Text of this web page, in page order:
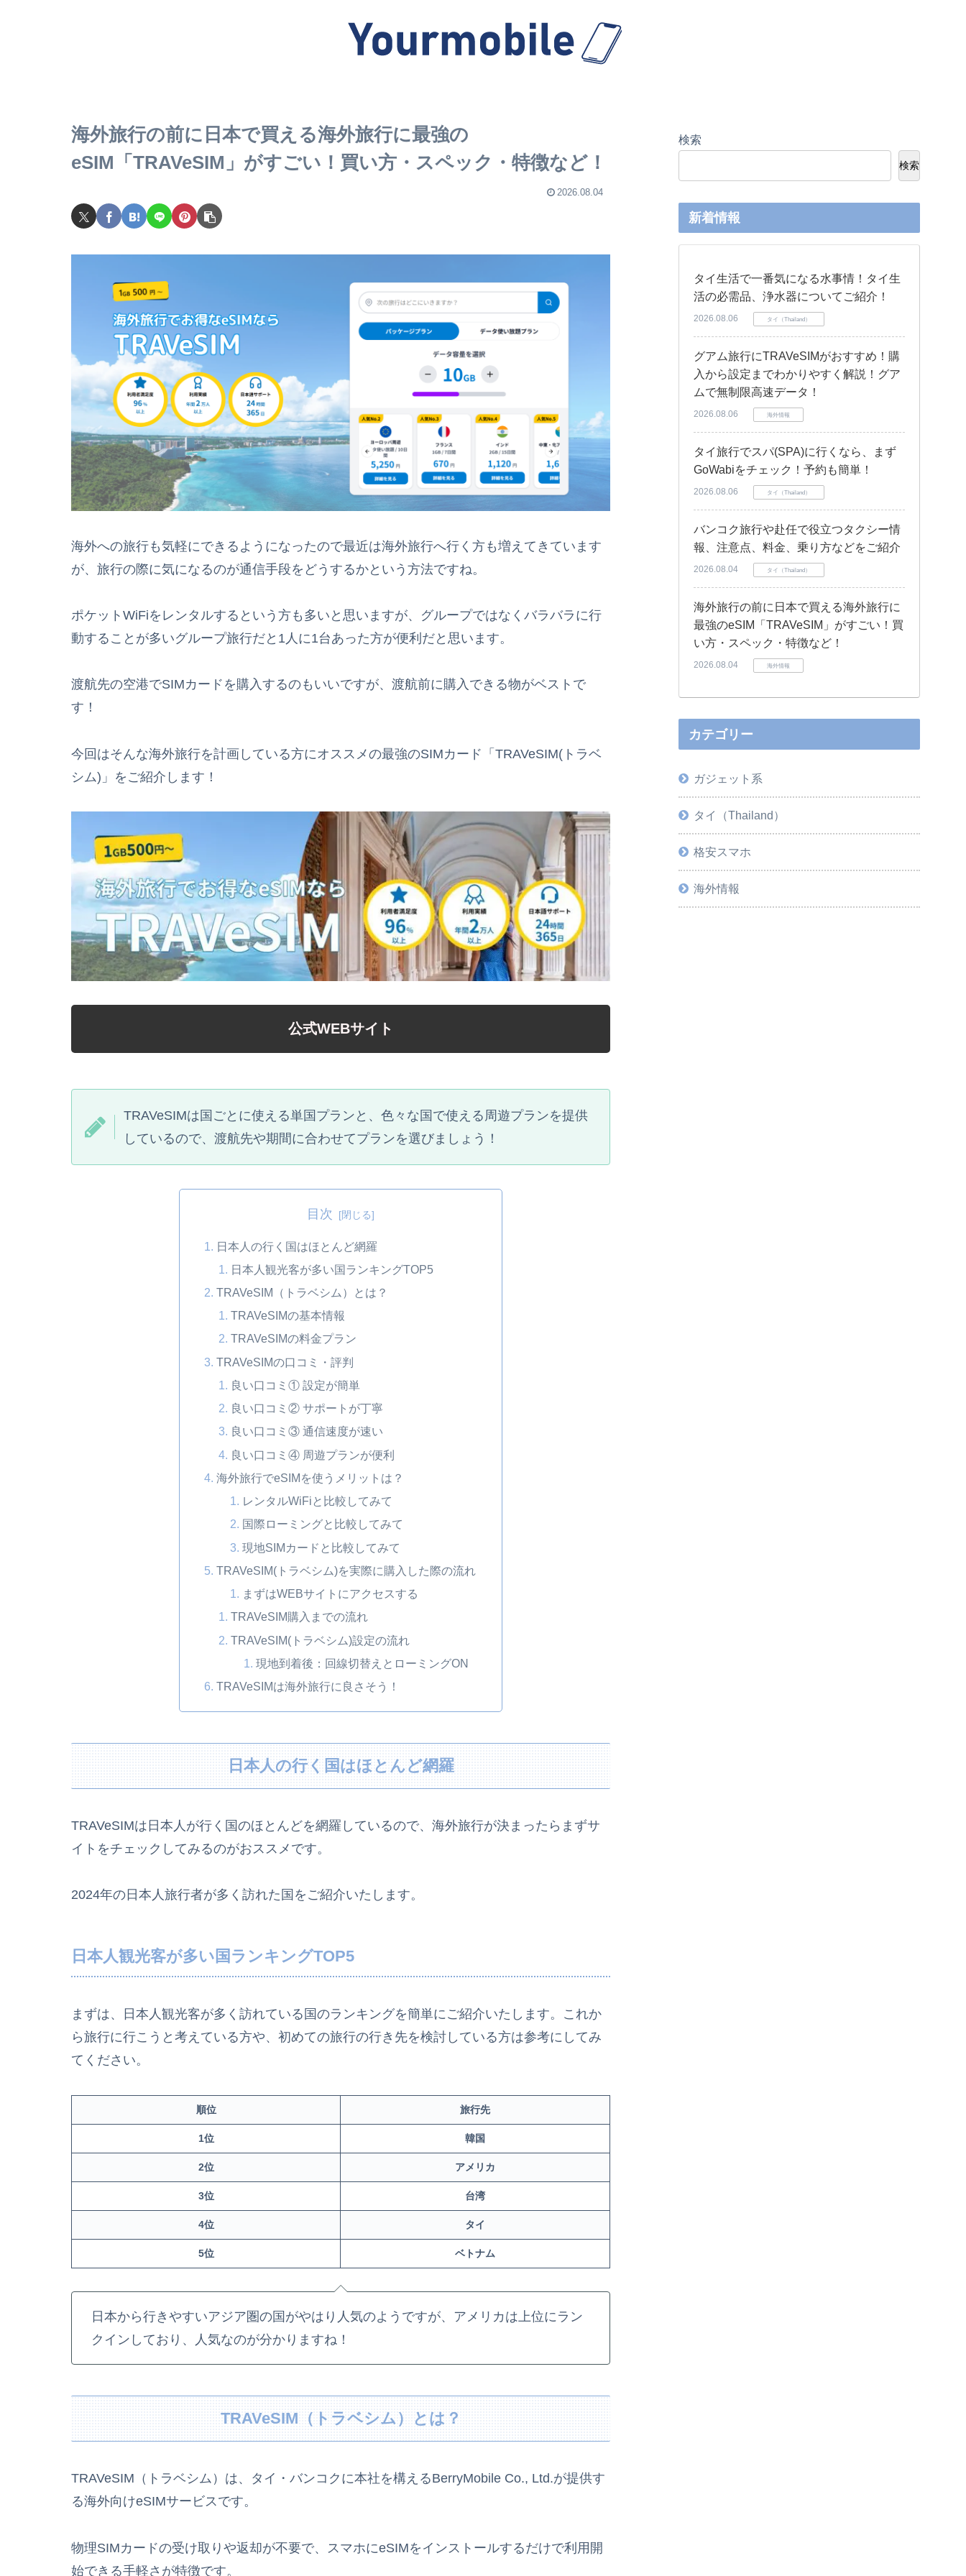
海外旅行の前に日本で買える海外旅行に最強の
eSIM「TRAVeSIM」がすごい！買い方・スペック・特徴など！
2026.08.04
海外への旅行も気軽にできるようになったので最近は海外旅行へ行く方も増えてきています
が、旅行の際に気になるのが通信手段をどうするかという方法ですね。
ポケットWiFiをレンタルするという方も多いと思いますが、グループではなくバラバラに行
動することが多いグループ旅行だと1人に1台あった方が便利だと思います。
渡航先の空港でSIMカードを購入するのもいいですが、渡航前に購入できる物がベストで
す！
今回はそんな海外旅行を計画している方にオススメの最強のSIMカード「TRAVeSIM(トラベ
シム)」をご紹介します！
公式WEBサイト
TRAVeSIMは国ごとに使える単国プランと、色々な国で使える周遊プランを提供
しているので、渡航先や期間に合わせてプランを選びましょう！
目次
日本人の行く国はほとんど網羅
日本人観光客が多い国ランキングTOP5
TRAVeSIM（トラベシム）とは？
TRAVeSIMの基本情報
TRAVeSIMの料金プラン
TRAVeSIMの口コミ・評判
良い口コミ① 設定が簡単
良い口コミ② サポートが丁寧
良い口コミ③ 通信速度が速い
良い口コミ④ 周遊プランが便利
海外旅行でeSIMを使うメリットは？
レンタルWiFiと比較してみて
国際ローミングと比較してみて
現地SIMカードと比較してみて
TRAVeSIM(トラベシム)を実際に購入した際の流れ
まずはWEBサイトにアクセスする
TRAVeSIM購入までの流れ
TRAVeSIM(トラベシム)設定の流れ
現地到着後：回線切替えとローミングON
TRAVeSIMは海外旅行に良さそう！
日本人の行く国はほとんど網羅
TRAVeSIMは日本人が行く国のほとんどを網羅しているので、海外旅行が決まったらまずサ
イトをチェックしてみるのがおススメです。
2024年の日本人旅行者が多く訪れた国をご紹介いたします。
日本人観光客が多い国ランキングTOP5
まずは、日本人観光客が多く訪れている国のランキングを簡単にご紹介いたします。これか
ら旅行に行こうと考えている方や、初めての旅行の行き先を検討している方は参考にしてみ
てください。
順位 旅行先
1位 韓国
2位 アメリカ
3位 台湾
4位 タイ
5位 ベトナム
日本から行きやすいアジア圏の国がやはり人気のようですが、アメリカは上位にラン
クインしており、人気なのが分かりますね！
TRAVeSIM（トラベシム）とは？
TRAVeSIM（トラベシム）は、タイ・バンコクに本社を構えるBerryMobile Co., Ltd.が提供す
る海外向けeSIMサービスです。
物理SIMカードの受け取りや返却が不要で、スマホにeSIMをインストールするだけで利用開
始できる手軽さが特徴です。
検索
検索
新着情報
タイ生活で一番気になる水事情！タイ生
活の必需品、浄水器についてご紹介！
2026.08.06 タイ（Thailand）
グアム旅行にTRAVeSIMがおすすめ！購
入から設定までわかりやすく解説！グア
ムで無制限高速データ！
2026.08.06 海外情報
タイ旅行でスパ(SPA)に行くなら、まず
GoWabiをチェック！予約も簡単！
2026.08.06 タイ（Thailand）
バンコク旅行や赴任で役立つタクシー情
報、注意点、料金、乗り方などをご紹介
2026.08.04 タイ（Thailand）
海外旅行の前に日本で買える海外旅行に
最強のeSIM「TRAVeSIM」がすごい！買
い方・スペック・特徴など！
2026.08.04 海外情報
カテゴリー
ガジェット系
タイ（Thailand）
格安スマホ
海外情報